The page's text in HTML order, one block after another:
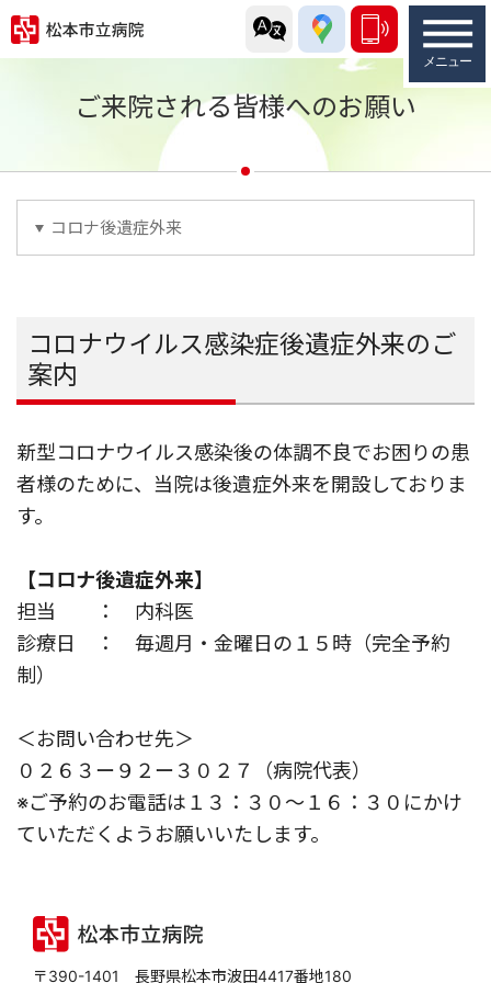
ご来院される皆様へのお願い
コロナ後遺症外来
コロナウイルス感染症後遺症外来のご
案内
新型コロナウイルス感染後の体調不良でお困りの患
者様のために、当院は後遺症外来を開設しておりま
す。
【コロナ後遺症外来】
担当 ： 内科医
診療日 ： 毎週月・金曜日の１５時（完全予約
制）
＜お問い合わせ先＞
０２６３ー９２ー３０２７（病院代表）
※ご予約のお電話は１３：３０～１６：３０にかけ
ていただくようお願いいたします。
〒390-1401 長野県松本市波田4417番地180